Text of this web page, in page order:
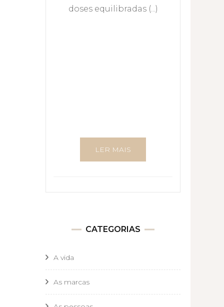
doses equilibradas (...)
LER MAIS
CATEGORIAS
A vida
As marcas